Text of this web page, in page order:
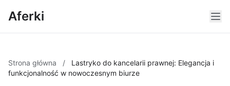
Aferki
Strona główna /
Lastryko do kancelarii prawnej: Elegancja i
funkcjonalność w nowoczesnym biurze